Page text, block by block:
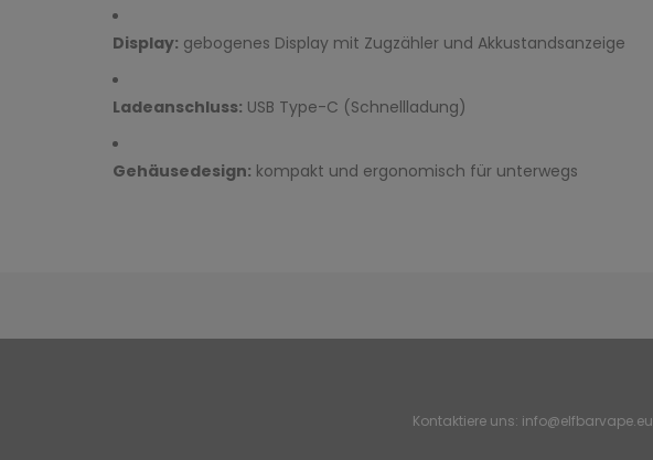
Display: gebogenes Display mit Zugzähler und Akkustandsanzeige
Ladeanschluss: USB Type-C (Schnellladung)
Gehäusedesign: kompakt und ergonomisch für unterwegs
Kontaktiere uns: info@elfbarvape.eu